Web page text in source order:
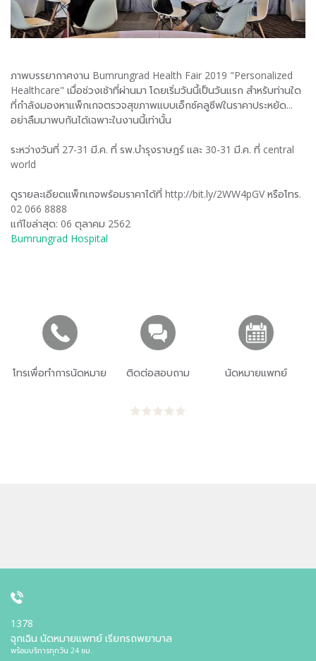
ภาพบรรยากาศงาน Bumrungrad Health Fair 2019 "Personalized
Healthcare" เมื่อช่วงเช้าที่ผ่านมา โดยเริ่มวันนี้เป็นวันแรก สำหรับท่านใด
ที่กำลังมองหาแพ็กเกจตรวจสุขภาพแบบเอ็กซ์คลูซีฟในราคาประหยัด...
อย่าลืมมาพบกันได้เฉพาะในงานนี้เท่านั้น
ระหว่างวันที่ 27-31 มี.ค. ที่ รพ.บำรุงราษฎร์ เเละ 30-31 มี.ค. ที่ central
world
ดูรายละเอียดแพ็กเกจพร้อมราคาได้ที่ http://bit.ly/2WW4pGV หรือโทร.
02 066 8888
แก้ไขล่าสุด: 06 ตุลาคม 2562
Bumrungrad Hospital
โทรเพื่อทำการนัดหมาย ติดต่อสอบถาม นัดหมายแพทย์
1378
ฉุกเฉิน นัดหมายแพทย์ เรียกรถพยาบาล
พร้อมบริการทุกวัน 24 ชม.